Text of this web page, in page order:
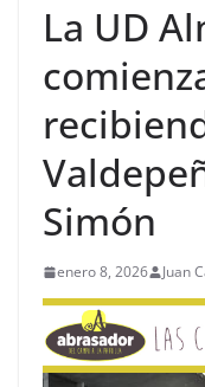
La UD
Simón
enero 8, 2026 Juan